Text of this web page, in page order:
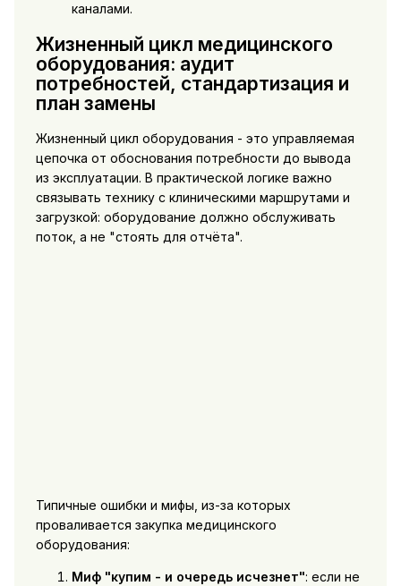
каналами.
Жизненный цикл медицинского
оборудования: аудит
потребностей, стандартизация и
план замены
Жизненный цикл оборудования - это управляемая
цепочка от обоснования потребности до вывода
из эксплуатации. В практической логике важно
связывать технику с клиническими маршрутами и
загрузкой: оборудование должно обслуживать
поток, а не "стоять для отчёта".
Типичные ошибки и мифы, из-за которых
проваливается закупка медицинского
оборудования:
Миф "купим - и очередь исчезнет": если не